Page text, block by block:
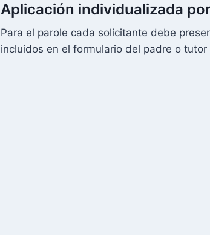
Aplicación individualizada
Para el parole cada solicitante debe
incluidos en el formulario del padre o tutor